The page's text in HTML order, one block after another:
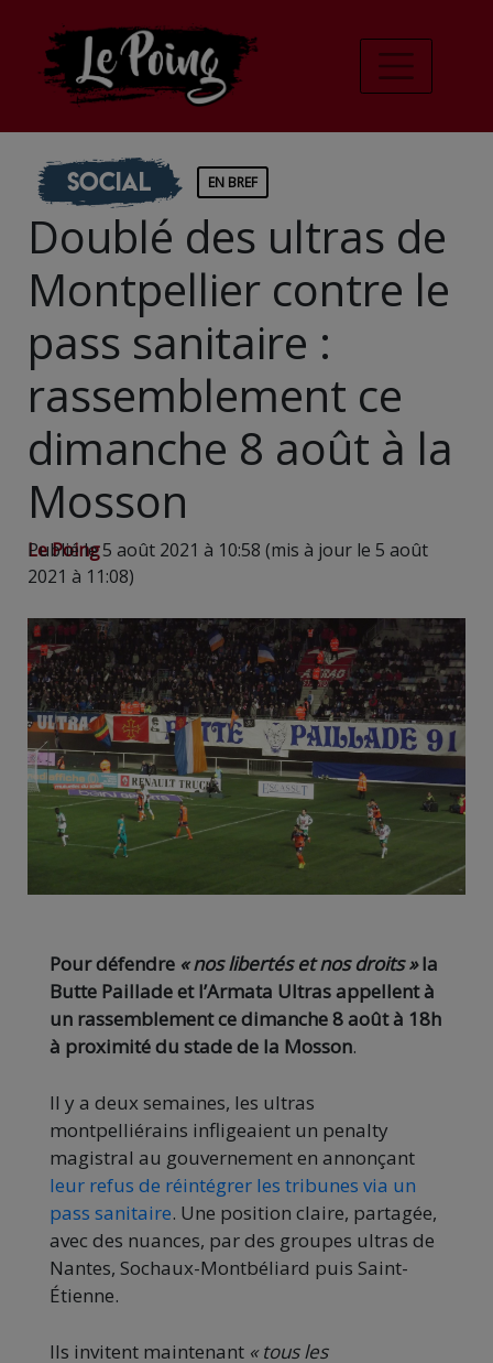
Social EN BREF
Doublé des ultras de
Montpellier contre le
pass sanitaire :
rassemblement ce
dimanche 8 août à la
Mosson
Le Poing
Publié le 5 août 2021 à 10:58 (mis à jour le 5 août
2021 à 11:08)
Pour défendre « nos libertés et nos droits »la
Butte Paillade et l’Armata Ultras appellent à
un rassemblement ce dimanche 8 août à 18h
à proximité du stade de la Mosson.
Il y a deux semaines, les ultras
montpelliérains infligeaient un penalty
magistral au gouvernement en annonçant
leur refus de réintégrer les tribunes via un
pass sanitaire. Une position claire, partagée,
avec des nuances, par des groupes ultras de
Nantes, Sochaux-Montbéliard puis Saint-
Étienne.
Ils invitent maintenant « tous les